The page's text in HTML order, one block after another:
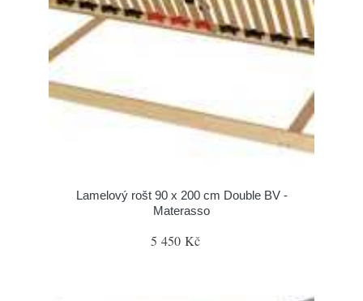
Lamelový rošt 90 x 200 cm Double BV -
Materasso
5 450 Kč